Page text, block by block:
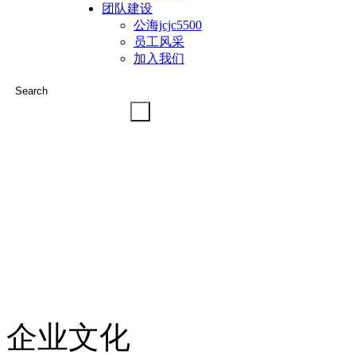
团队建设
公海jcjc5500
员工风采
加入我们
企业文化